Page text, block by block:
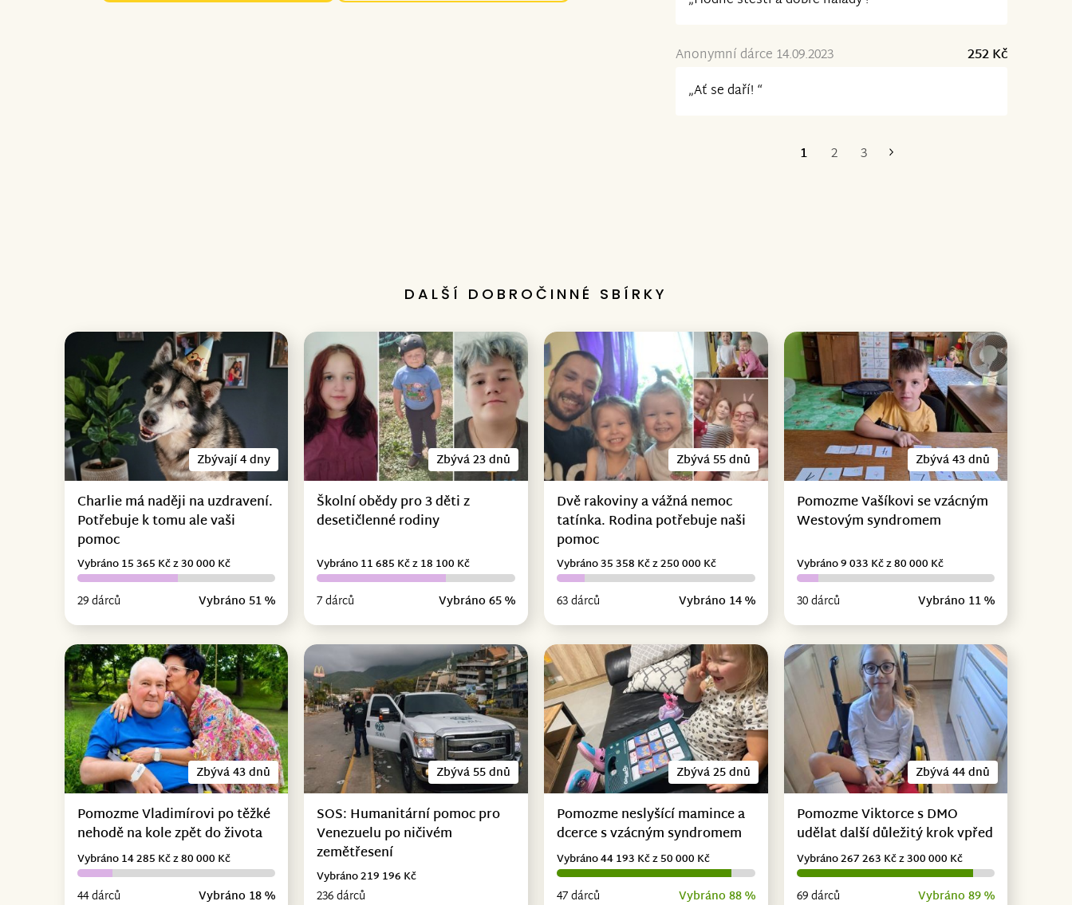
Anonymní dárce 14.09.2023
252 Kč
„Ať se daří! “
1 2 3
DALŠÍ DOBROČINNÉ SBÍRKY
Zbývají 4 dny
Charlie má naději na uzdravení.
Potřebuje k tomu ale vaši
pomoc
29 dárců Vybráno 51 %
Vybráno 15 365 Kč z 30 000 Kč
Zbývá 23 dnů
Školní obědy pro 3 děti z
desetičlenné rodiny
7 dárců Vybráno 65 %
Vybráno 11 685 Kč z 18 100 Kč
Zbývá 55 dnů
Dvě rakoviny a vážná nemoc
tatínka. Rodina potřebuje naši
pomoc
63 dárců Vybráno 14 %
Vybráno 35 358 Kč z 250 000 Kč
Zbývá 43 dnů
Pomozme Vašíkovi se vzácným
Westovým syndromem
30 dárců Vybráno 11 %
Vybráno 9 033 Kč z 80 000 Kč
Zbývá 43 dnů
Pomozme Vladimírovi po těžké
nehodě na kole zpět do života
44 dárců Vybráno 18 %
Vybráno 14 285 Kč z 80 000 Kč
Zbývá 55 dnů
SOS: Humanitární pomoc pro
Venezuelu po ničivém
zemětřesení
236 dárců
Vybráno 219 196 Kč
Zbývá 25 dnů
Pomozme neslyšící mamince a
dcerce s vzácným syndromem
47 dárců Vybráno 88 %
Vybráno 44 193 Kč z 50 000 Kč
Zbývá 44 dnů
Pomozme Viktorce s DMO
udělat další důležitý krok vpřed
69 dárců Vybráno 89 %
Vybráno 267 263 Kč z 300 000 Kč